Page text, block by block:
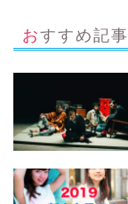
おすすめ記事